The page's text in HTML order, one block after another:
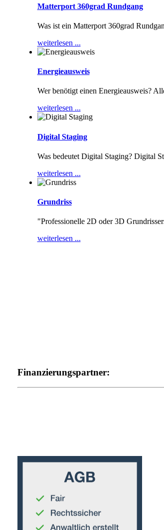
Matterport 360grad Rundgang
Was ist ein Matterport 360grad
weiterlesen ...
Energieausweis
Wer benötigt einen Energieausweis?
weiterlesen ...
Digital Staging
Was bedeutet Digital Staging? Digital
weiterlesen ...
Grundriss
"Professionelle 2D oder 3D
weiterlesen ...
Finanzierungspartner: